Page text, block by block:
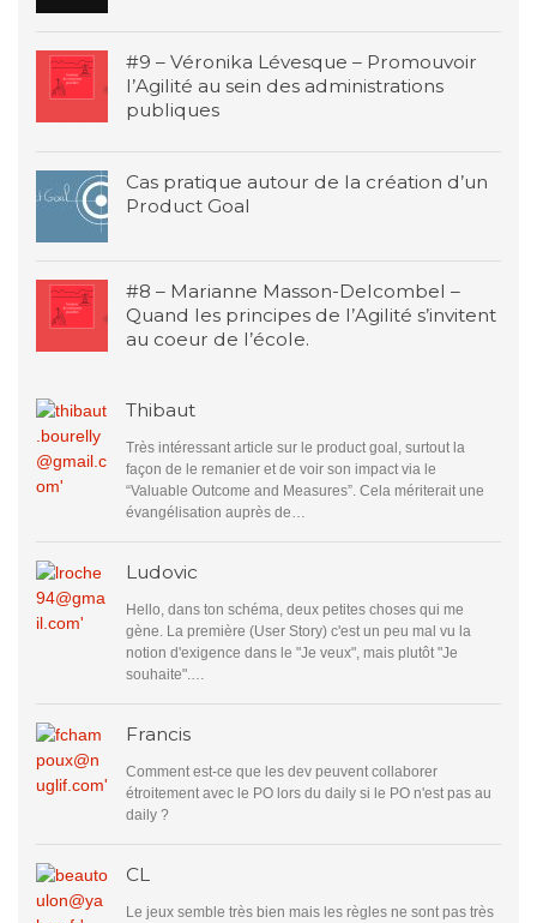
#9 – Véronika Lévesque – Promouvoir
l’Agilité au sein des administrations
publiques
Cas pratique autour de la création d’un
Product Goal
#8 – Marianne Masson-Delcombel –
Quand les principes de l’Agilité s’invitent
au coeur de l’école.
Thibaut
Très intéressant article sur le product goal, surtout la
façon de le remanier et de voir son impact via le
“Valuable Outcome and Measures”. Cela mériterait une
évangélisation auprès de…
Ludovic
Hello, dans ton schéma, deux petites choses qui me
gène. La première (User Story) c'est un peu mal vu la
notion d'exigence dans le "Je veux", mais plutôt "Je
souhaite".…
Francis
Comment est-ce que les dev peuvent collaborer
étroitement avec le PO lors du daily si le PO n'est pas au
daily ?
CL
Le jeux semble très bien mais les règles ne sont pas très